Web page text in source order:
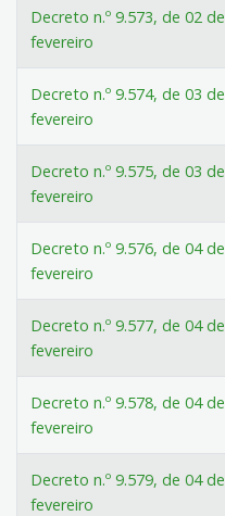
Decreto n.º 9.573, de 02 de
fevereiro
Decreto n.º 9.574, de 03 de
fevereiro
Decreto n.º 9.575, de 03 de
fevereiro
Decreto n.º 9.576, de 04 de
fevereiro
Decreto n.º 9.577, de 04 de
fevereiro
Decreto n.º 9.578, de 04 de
fevereiro
Decreto n.º 9.579, de 04 de
fevereiro